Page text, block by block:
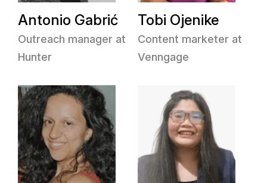
Antonio Gabrić
Outreach manager at
Hunter
Tobi Ojenike
Content marketer at
Venngage